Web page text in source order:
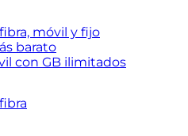
móvil y fijo
barato
con GB ilimitados